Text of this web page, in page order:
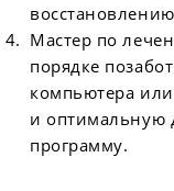
Мастер по
порядке
компьютера
и оптимальную
программу.